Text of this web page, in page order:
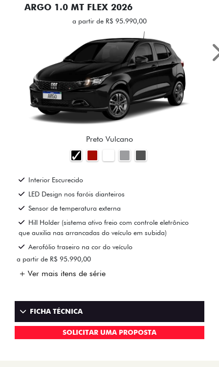
ARGO 1.0 MT FLEX 2026
a partir de R$ 95.990,00
Preto Vulcano
Interior Escurecido
LED Design nos faróis dianteiros
Sensor de temperatura externa
Hill Holder (sistema ativo freio com controle eletrônico
que auxilia nas arrancadas do veículo em subida)
Aerofólio traseiro na cor do veículo
a partir de R$ 95.990,00
+ Ver mais itens de série
FICHA TÉCNICA
SOLICITAR UMA PROPOSTA